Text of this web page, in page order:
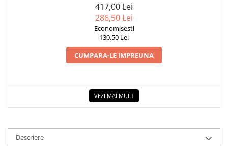
417,00 Lei
286,50 Lei
Economisesti
130,50 Lei
CUMPARA-LE IMPREUNA
VEZI MAI MULT
Descriere